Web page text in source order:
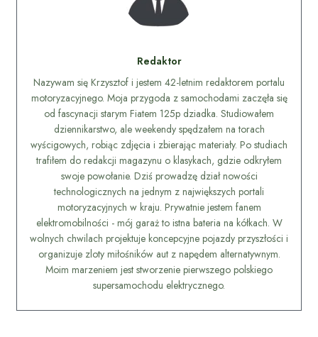
Redaktor
Nazywam się Krzysztof i jestem 42-letnim redaktorem portalu
motoryzacyjnego. Moja przygoda z samochodami zaczęła się
od fascynacji starym Fiatem 125p dziadka. Studiowałem
dziennikarstwo, ale weekendy spędzałem na torach
wyścigowych, robiąc zdjęcia i zbierając materiały. Po studiach
trafiłem do redakcji magazynu o klasykach, gdzie odkryłem
swoje powołanie. Dziś prowadzę dział nowości
technologicznych na jednym z największych portali
motoryzacyjnych w kraju. Prywatnie jestem fanem
elektromobilności - mój garaż to istna bateria na kółkach. W
wolnych chwilach projektuje koncepcyjne pojazdy przyszłości i
organizuje zloty miłośników aut z napędem alternatywnym.
Moim marzeniem jest stworzenie pierwszego polskiego
supersamochodu elektrycznego.